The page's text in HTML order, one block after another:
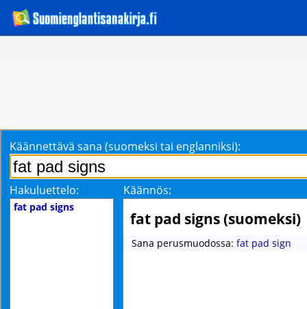
Käännettävä sana (suomeksi tai englanniksi):
Hakuluettelo: Käännös:
fat pad signs
fat pad signs (suomeksi)
Sana perusmuodossa: fat pad sign